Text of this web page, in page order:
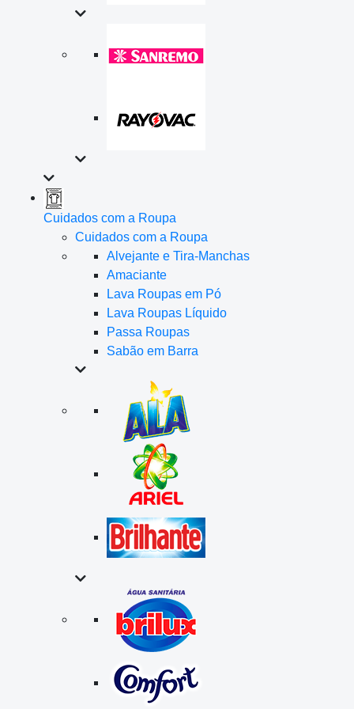
Cuidados com a Roupa
Cuidados com a Roupa
Alvejante e Tira-Manchas
Amaciante
Lava Roupas em Pó
Lava Roupas Líquido
Passa Roupas
Sabão em Barra